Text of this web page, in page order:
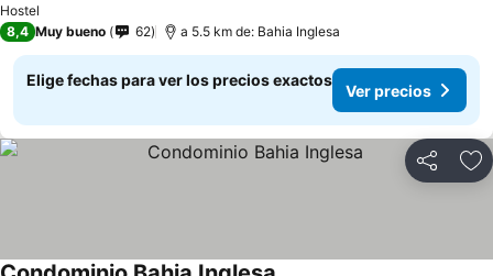
Hostel
8,4 Muy bueno 62 a 5.5 km de: Bahia Inglesa
Elige fechas para ver los precios exactos
Ver precios
Compartir